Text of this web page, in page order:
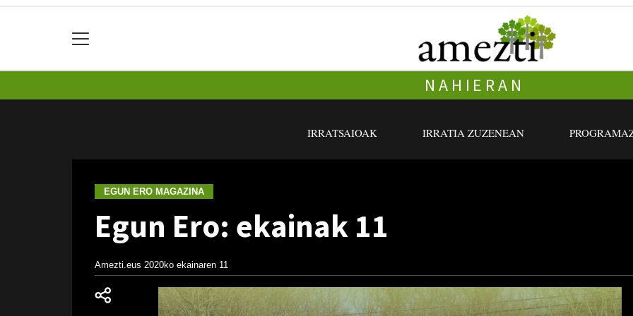
NAHIERAN
IRRATSAIOAK IRRATIA ZUZENEAN
EGUN ERO MAGAZINA
Egun Ero: ekainak 11
Amezti.eus 2020ko ekainaren 11